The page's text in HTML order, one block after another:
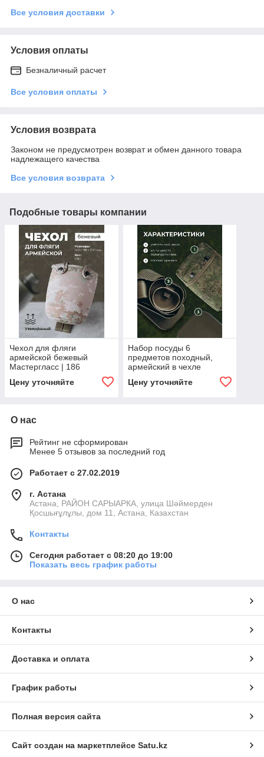
Все условия доставки
Условия оплаты
Безналичный расчет
Все условия оплаты
Условия возврата
Законом не предусмотрен возврат и обмен данного товара
надлежащего качества
Все условия возврата
Подобные товары компании
Чехол для фляги
армейской бежевый
Мастергласс | 186
Цену уточняйте
Набор посуды 6
предметов походный,
армейский в чехле
Цену уточняйте
О нас
Рейтинг не сформирован
Менее 5 отзывов за последний год
Работает с 27.02.2019
г. Астана
Астана, РАЙОН САРЫАРКА, улица Шәймерден
Қосшығұлұлы, дом 11, Астана, Казахстан
Контакты
Сегодня работает с 08:20 до 19:00
Показать весь график работы
О нас
Контакты
Доставка и оплата
График работы
Полная версия сайта
Сайт создан на маркетплейсе Satu.kz